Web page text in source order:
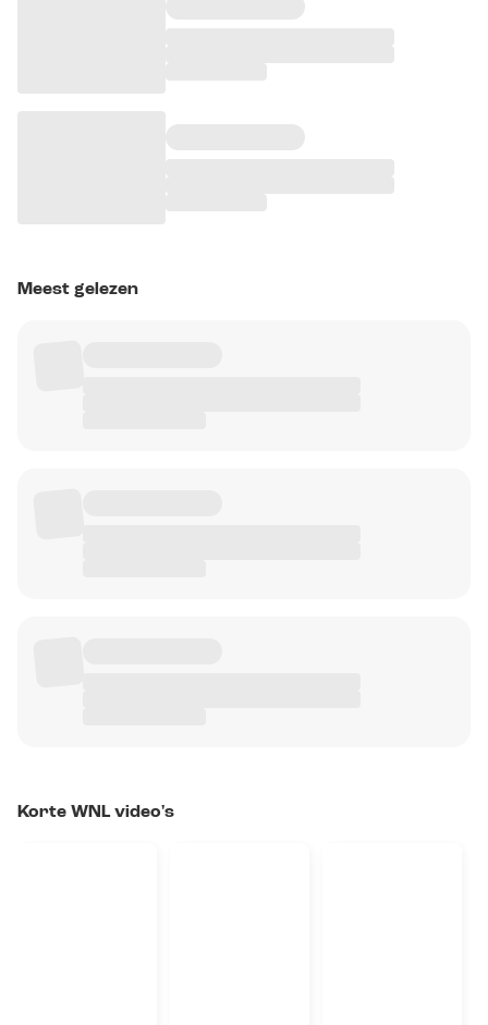
Meest gelezen
Korte WNL video's